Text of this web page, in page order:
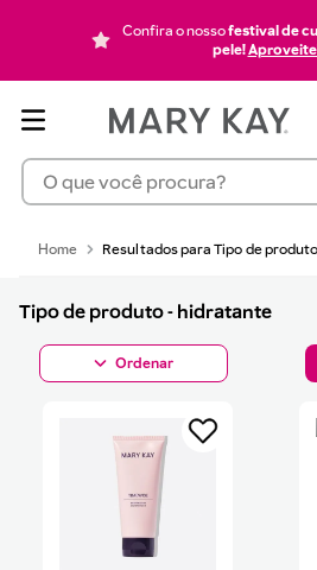
Confira o nossofestival de
pele!
O que você procura?
Tipo de
Tipo de produto - hidratante
pó
mascara cilios
protetor solar
10 pincel